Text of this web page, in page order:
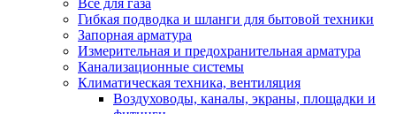
Гибкая подводка и шланги для бытовой техники
Запорная арматура
Измерительная и предохранительная арматура
Канализационные системы
Климатическая техника, вентиляция
Воздуховоды, каналы, экраны, площадки и